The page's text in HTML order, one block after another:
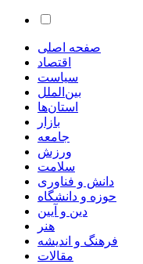
صفحه اصلی
اقتصاد
سیاست
بین‌الملل
استان‌ها
بازار
جامعه
ورزش
سلامت
دانش و فناوری
حوزه و دانشگاه
دین و آیین
هنر
فرهنگ و اندیشه
مقالات